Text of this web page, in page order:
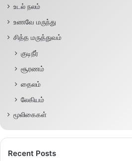
உடல் நலம்
உணவே மருந்து
சித்த மருத்துவம்
குடிநீர்
சூரணம்
தைலம்
லேகியம்
மூலிகைகள்
Recent Posts